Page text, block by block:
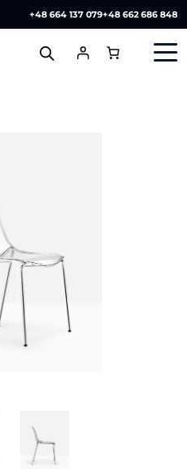
+48 664 137 079+48 662 686 848